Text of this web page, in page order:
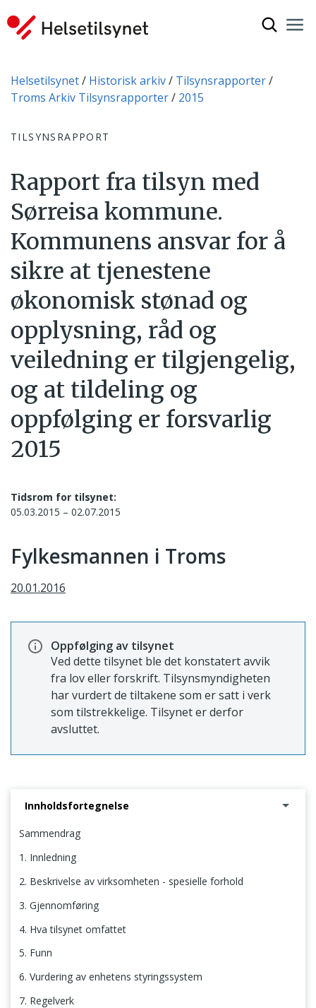
Du er her:
Helsetilsynet Historisk arkiv
Tilsynsrapporter
Troms Arkiv Tilsynsrapporter
2015
TILSYNSRAPPORT
Rapport fra tilsyn med
Sørreisa kommune.
Kommunens ansvar for å
sikre at tjenestene
økonomisk stønad og
opplysning, råd og
veiledning er tilgjengelig,
og at tildeling og
oppfølging er forsvarlig
2015
Tidsrom for tilsynet:
05.03.2015 – 02.07.2015
Fylkesmannen i Troms
20.01.2016
Oppfølging av tilsynet
Ved dette tilsynet ble det konstatert avvik
fra lov eller forskrift. Tilsynsmyndigheten
har vurdert de tiltakene som er satt i verk
som tilstrekkelige. Tilsynet er derfor
avsluttet.
Innholdsfortegnelse
Sammendrag
1. Innledning
2. Beskrivelse av virksomheten - spesielle forhold
3. Gjennomføring
4. Hva tilsynet omfattet
5. Funn
6. Vurdering av enhetens styringssystem
7. Regelverk